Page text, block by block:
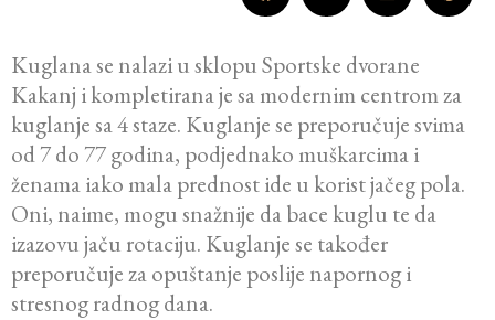
Kuglana se nalazi u sklopu Sportske dvorane
Kakanj i kompletirana je sa modernim centrom za
kuglanje sa 4 staze. Kuglanje se preporučuje svima
od 7 do 77 godina, podjednako muškarcima i
ženama iako mala prednost ide u korist jačeg pola.
Oni, naime, mogu snažnije da bace kuglu te da
izazovu jaču rotaciju. Kuglanje se također
preporučuje za opuštanje poslije napornog i
stresnog radnog dana.